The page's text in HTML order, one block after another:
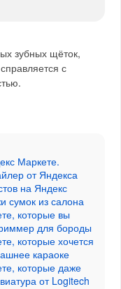
зубных щёток,
с
Маркете.
от Яндекса
на Яндекс
сумок из салона
которые вы
для бороды
которые хочется
караоке
которые даже
от Logitech